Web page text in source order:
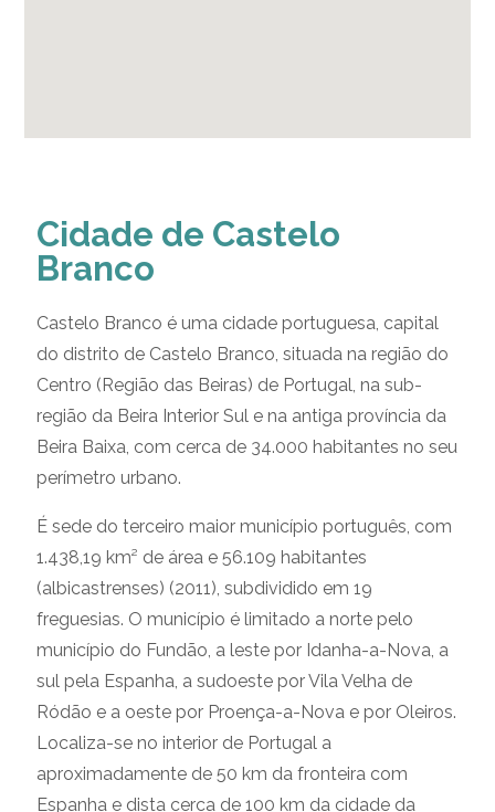
Cidade de Castelo
Branco
Castelo Branco é uma cidade portuguesa, capital
do distrito de Castelo Branco, situada na região do
Centro (Região das Beiras) de Portugal, na sub-
região da Beira Interior Sul e na antiga província da
Beira Baixa, com cerca de 34.000 habitantes no seu
perímetro urbano.
É sede do terceiro maior município português, com
1.438,19 km² de área e 56.109 habitantes
(albicastrenses) (2011), subdividido em 19
freguesias. O município é limitado a norte pelo
município do Fundão, a leste por Idanha-a-Nova, a
sul pela Espanha, a sudoeste por Vila Velha de
Ródão e a oeste por Proença-a-Nova e por Oleiros.
Localiza-se no interior de Portugal a
aproximadamente de 50 km da fronteira com
Espanha e dista cerca de 100 km da cidade da